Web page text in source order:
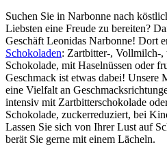
Suchen Sie in Narbonne nach
Liebsten eine Freude zu bereiten?
Geschäft Leonidas Narbonne! Dort
Schokoladen: Zartbitter-, Vollmilch-,
Schokolade, mit Haselnüssen oder
Geschmack ist etwas dabei! Unsere
eine Vielfalt an
intensiv mit Zartbitterschokolade
Schokolade, zuckerreduziert, bei
Lassen Sie sich von Ihrer Lust auf
berät Sie gerne mit einem Lächeln.